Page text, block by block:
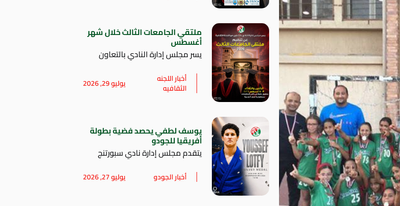
ملتقي الجامعات الثالث خلال شهر
أغسطس
يسر مجلس إدارة النادي بالتعاون
أخبار اللجنه
الثقافيه يوليو 29, 2026
يوسف لطفي يحصد فضية بطولة
أفريقيا للجودو
يتقدم مجلس إدارة نادي سبورتنج
أخبار الجودو يوليو 27, 2026